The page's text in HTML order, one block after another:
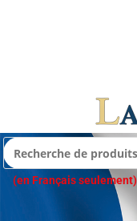
(en Français seulement)